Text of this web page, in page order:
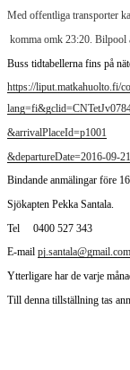
Med offentliga transporter
komma omk 23:20.Bilpool
Buss tidtabellerna fins på
https://liput.matkahuolto.fi/
&arrivalPlaceId=p1001
&departureDate=2016-09-
Bindande anmälingar före
Sjökapten Pekka Santala.
Tel
0400 527 343
E-mailpj.santala@gmail.com
Ytterligare har de varje
Till denna tillställning tas